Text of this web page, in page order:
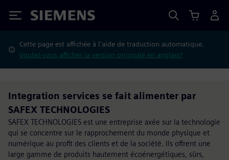
Siemens
Cette page est affichée à l'aide de traduction automatique.
Voulez-vous afficher la version originale en anglais?
Integration services se fait alimenter par
SAFEX TECHNOLOGIES
SAFEX TECHNOLOGIES est une entreprise axée sur la technologie
qui se concentre sur le rapprochement du monde physique et
numérique au profit des clients et de la société. Ils offrent une
large gamme de produits hautement écoénergétiques, sûrs,